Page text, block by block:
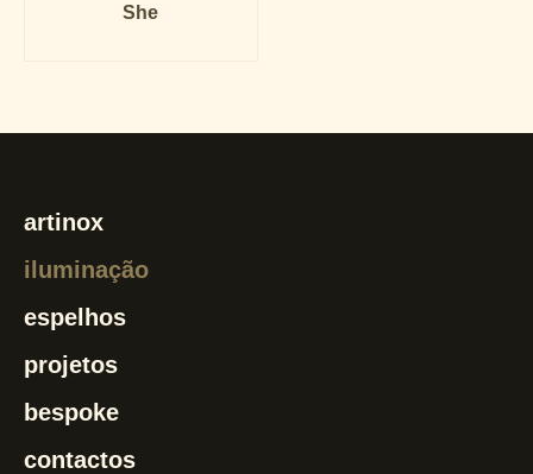
She
artinox
iluminação
espelhos
projetos
bespoke
contactos